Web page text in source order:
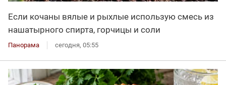
Если кочаны вялые и рыхлые использую смесь из
нашатырного спирта, горчицы и соли
Панорама сегодня, 05:55